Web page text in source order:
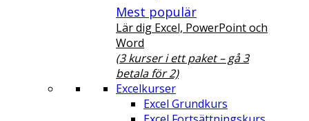
Mest populär
Lär dig Excel, PowerPoint och
Word
(3 kurser i ett paket – gå 3
betala för 2)
Excelkurser
Excel Grundkurs